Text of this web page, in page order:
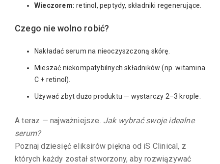
Wieczorem: retinol, peptydy, składniki regenerujące.
Czego nie wolno robić?
Nakładać serum na nieoczyszczoną skórę.
Mieszać niekompatybilnych składników (np. witamina
C + retinol).
Używać zbyt dużo produktu — wystarczy 2–3 krople.
A teraz — najważniejsze. Jak wybrać swoje idealne
serum?
Poznaj dziesięć eliksirów piękna od iS Clinical, z
których każdy został stworzony, aby rozwiązywać